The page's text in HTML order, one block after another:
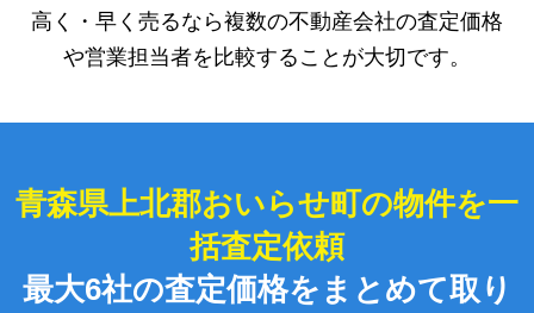
高く・早く売るなら複数の不動産会社の査定価格
や営業担当者を比較することが大切です。
青森県上北郡おいらせ町の物件を一
括査定依頼
最大6社の査定価格をまとめて取り